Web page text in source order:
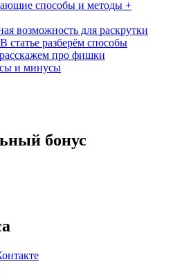
способы и методы +
возможность для раскрутки
статье разберём способы
про фишки
и минусы
бонус